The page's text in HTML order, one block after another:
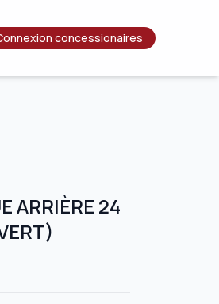
concessionaires
ARRIÈRE 24